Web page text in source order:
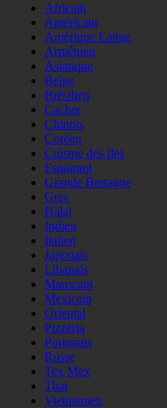
Africain
Américain
Amérique Latine
Arménien
Asiatique
Belge
Brésilien
Cacher
Chinois
Coréen
Cuisine des Iles
Espagnol
Grande Bretagne
Grec
Halal
Indien
Italien
Japonais
Libanais
Marocain
Mexicain
Oriental
Pizzéria
Portugais
Russe
Tex Mex
Thaï
Vietnamien